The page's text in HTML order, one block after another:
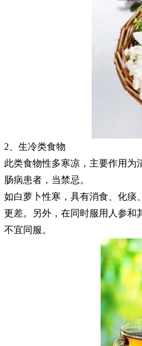
2、生冷类食物
此类食物性多寒凉，主要作用为
肠病患者，当禁忌。
如白萝卜性寒，具有消食、化痰
更差。另外，在同时服用人参和
不宜同服。